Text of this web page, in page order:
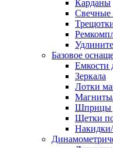
Карданы
Свечные
Базовое
Емкости
Зеркала
Лотки
Шприцы
Щетки